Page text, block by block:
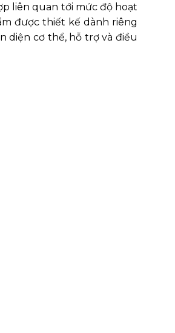
liên quan tới mức độ hoạt
được thiết kế dành riêng
diện cơ thể, hỗ trợ và điều